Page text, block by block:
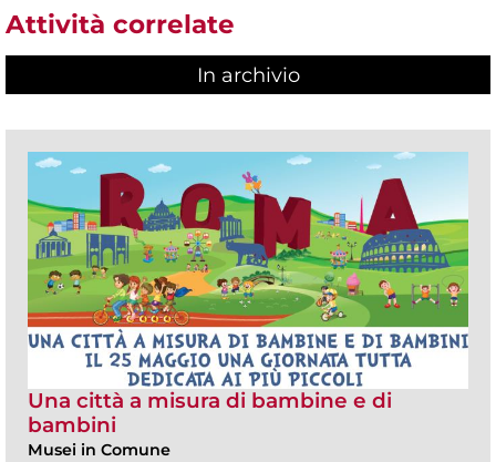
Attività correlate
In archivio
Una città a misura di bambine e di
bambini
Musei in Comune